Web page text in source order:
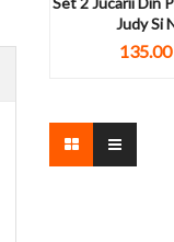
Judy Si
135.00